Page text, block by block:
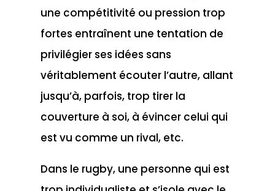
une compétitivité ou pression trop
fortes entraînent une tentation de
privilégier ses idées sans
véritablement écouter l’autre, allant
jusqu’à, parfois, trop tirer la
couverture à soi, à évincer celui qui
est vu comme un rival, etc.
Dans le rugby, une personne qui est